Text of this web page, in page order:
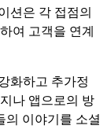
션은 각 접점의
여 고객을 연계
화하고 추가정
나 앱으로의 방
의 이야기를 소셜